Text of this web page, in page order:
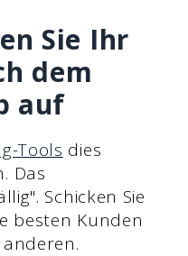
Sie Ihr
dem
auf
Tools dies
Das
Schicken Sie
besten Kunden